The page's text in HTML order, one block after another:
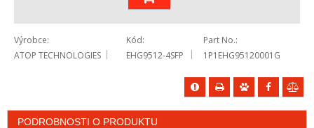
Výrobce
ATOP TECHNOLOGIES
Kód
EHG9512-4SFP
Part No.
1P1EHG95120001G
PODROBNOSTI O PRODUKTU